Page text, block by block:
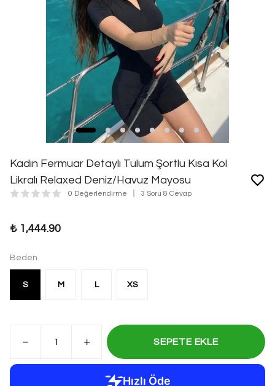
Kadın Fermuar Detaylı Tulum Şortlu Kısa Kol
Likralı Relaxed Deniz/Havuz Mayosu
0 Değerlendirme 3 Soru & Cevap
₺ 1,444.90
Beden
S M L XS
SEPETE EKLE